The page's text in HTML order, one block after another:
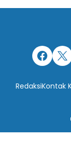
RedaksiKontak